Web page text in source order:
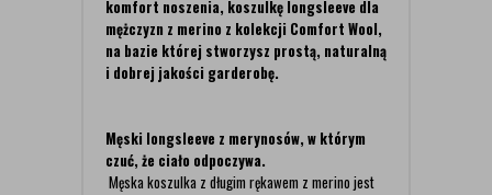
komfort noszenia, koszulkę longsleeve dla
mężczyzn z merino z kolekcji Comfort Wool,
na bazie której stworzysz prostą, naturalną
i dobrej jakości garderobę.
Męski longsleeve z merynosów, w którym
czuć, że ciało odpoczywa.
Męska koszulka z długim rękawem z merino jest